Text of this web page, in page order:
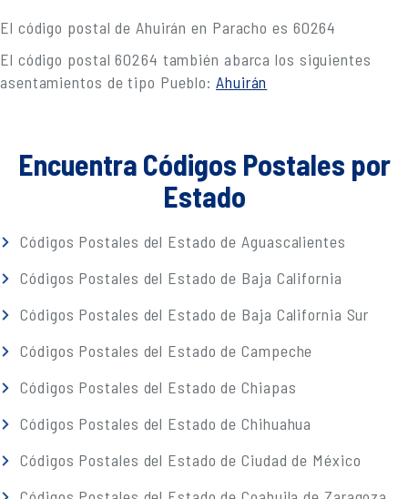
El código postal de Ahuirán en Paracho es 60264
El código postal 60264 también abarca los siguientes
asentamientos de tipo Pueblo: Ahuirán
Encuentra Códigos Postales por
Estado
Códigos Postales del Estado de Aguascalientes
Códigos Postales del Estado de Baja California
Códigos Postales del Estado de Baja California Sur
Códigos Postales del Estado de Campeche
Códigos Postales del Estado de Chiapas
Códigos Postales del Estado de Chihuahua
Códigos Postales del Estado de Ciudad de México